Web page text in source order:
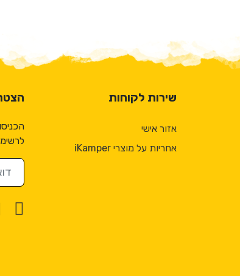
שירות לקוחות
אזור אישי
אחריות על מוצרי iKamper
דואר